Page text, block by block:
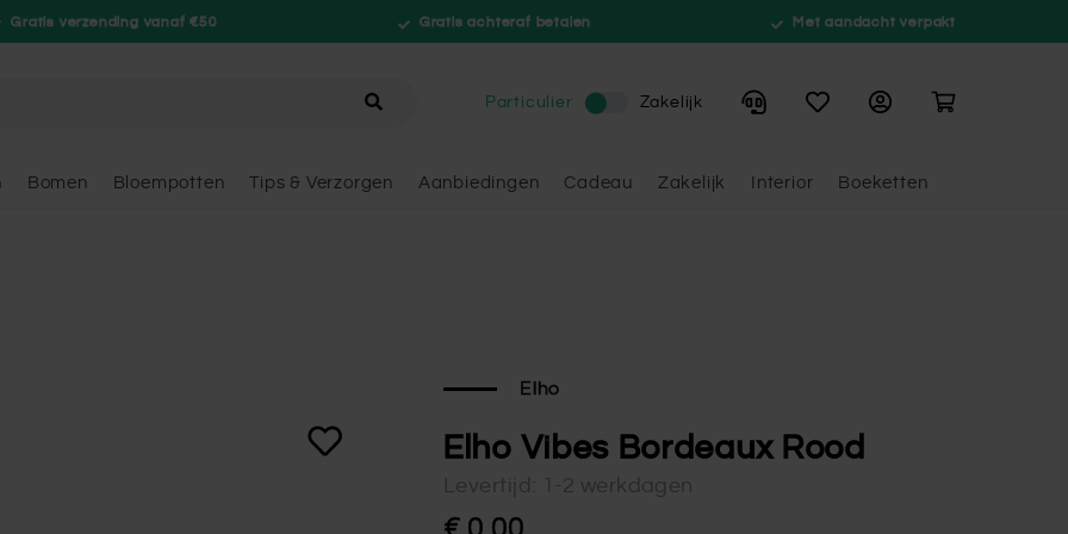
Gratis verzending vanaf €50 Gratis achteraf betalen Met aandacht verpakt
Bomen Bloempotten Tips & Verzorgen Aanbiedingen Cadeau Zakelijk Interior Boeketten
Particulier Zakelijk Winkelwagen
Elho
Elho Vibes Bordeaux Rood
Levertijd: 1-2 werkdagen